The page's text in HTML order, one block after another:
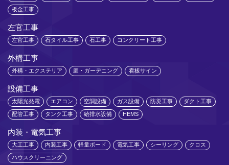
板金工事
左官工事
左官工事 石タイル工事 石工事 コンクリート工事
外構工事
外構・エクステリア 庭・ガーデニング 看板サイン
設備工事
太陽光発電 エアコン 空調設備 ガス設備 防災工事 ダクト工事
配管工事 タンク工事 給排水設備 HEMS
内装・電気工事
大工工事 内装工事 軽量ボード 電気工事 シーリング クロス
ハウスクリーニング